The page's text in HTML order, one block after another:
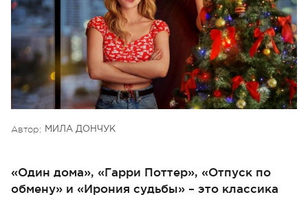
Автор: МИЛА ДОНЧУК
«Один дома», «Гарри Поттер», «Отпуск по
обмену» и «Ирония судьбы» – это классика